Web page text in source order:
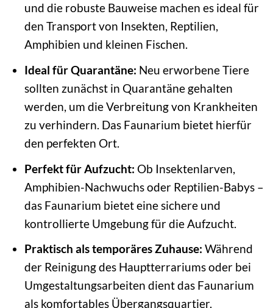
und die robuste Bauweise machen es ideal für
den Transport von Insekten, Reptilien,
Amphibien und kleinen Fischen.
Ideal für Quarantäne: Neu erworbene Tiere
sollten zunächst in Quarantäne gehalten
werden, um die Verbreitung von Krankheiten
zu verhindern. Das Faunarium bietet hierfür
den perfekten Ort.
Perfekt für Aufzucht: Ob Insektenlarven,
Amphibien-Nachwuchs oder Reptilien-Babys –
das Faunarium bietet eine sichere und
kontrollierte Umgebung für die Aufzucht.
Praktisch als temporäres Zuhause: Während
der Reinigung des Hauptterrariums oder bei
Umgestaltungsarbeiten dient das Faunarium
als komfortables Übergangsquartier.